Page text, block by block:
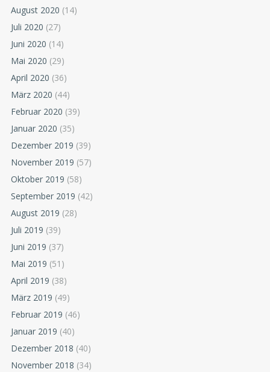
August 2020 (14)
Juli 2020 (27)
Juni 2020 (14)
Mai 2020 (29)
April 2020 (36)
März 2020 (44)
Februar 2020 (39)
Januar 2020 (35)
Dezember 2019 (39)
November 2019 (57)
Oktober 2019 (58)
September 2019 (42)
August 2019 (28)
Juli 2019 (39)
Juni 2019 (37)
Mai 2019 (51)
April 2019 (38)
März 2019 (49)
Februar 2019 (46)
Januar 2019 (40)
Dezember 2018 (40)
November 2018 (34)